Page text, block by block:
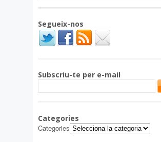
Segueix-nos
Subscriu-te per e-mail
Categories
Categories